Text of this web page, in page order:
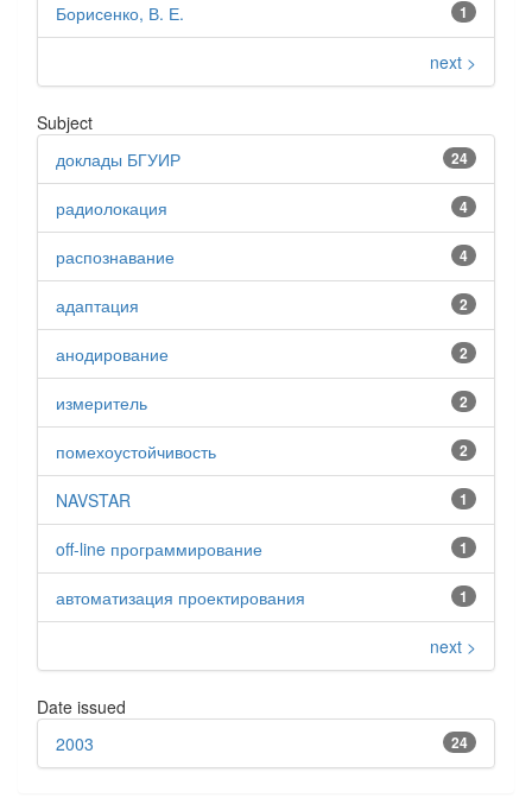
1
Борисенко, В. Е.
next >
Subject
24
доклады БГУИР
4
радиолокация
4
распознавание
2
адаптация
2
анодирование
2
измеритель
2
помехоустойчивость
1
NAVSTAR
1
off-line программирование
1
автоматизация проектирования
next >
Date issued
24
2003